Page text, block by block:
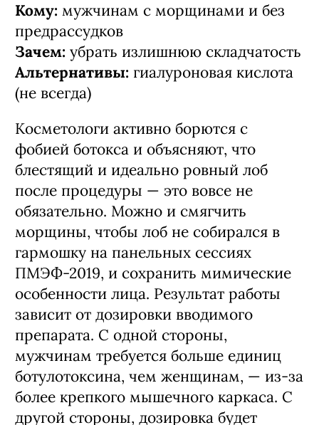
Кому: мужчинам с морщинами и без
предрассудков
Зачем: убрать излишнюю складчатость
Альтернативы: гиалуроновая кислота
(не всегда)
Косметологи активно борются с
фобией ботокса и объясняют, что
блестящий и идеально ровный лоб
после процедуры — это вовсе не
обязательно. Можно и смягчить
морщины, чтобы лоб не собирался в
гармошку на панельных сессиях
ПМЭФ-2019, и сохранить мимические
особенности лица. Результат работы
зависит от дозировки вводимого
препарата. С одной стороны,
мужчинам требуется больше единиц
ботулотоксина, чем женщинам, — из-за
более крепкого мышечного каркаса. С
другой стороны, дозировка будет